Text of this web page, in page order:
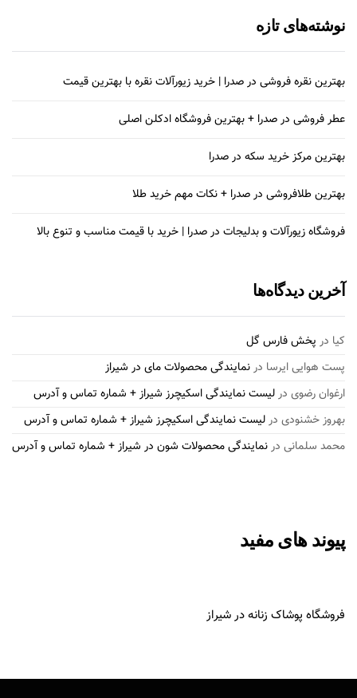
نوشته‌های تازه
بهترین نقره فروشی در صدرا | خرید زیورآلات نقره با بهترین قیمت
عطر فروشی در صدرا + بهترین فروشگاه ادکلن اصلی
بهترین مرکز خرید سکه در صدرا
بهترین طلافروشی در صدرا + نکات مهم خرید طلا
فروشگاه زیورآلات و بدلیجات در صدرا | خرید با قیمت مناسب و تنوع بالا
آخرین دیدگاه‌ها
کیا در پخش فارس گل
پست هوایی ایرسا درنمایندگی محصولات مای در شیراز
ارغوان رضوی درلیست نمایندگی اسکیچرز شیراز + شماره تماس و آدرس
بهروز خشنودی درلیست نمایندگی اسکیچرز شیراز + شماره تماس و آدرس
محمد سلمانی درنمایندگی محصولات شون در شیراز + شماره تماس و آدرس
پیوند های مفید
فروشگاه پوشاک زنانه در شیراز